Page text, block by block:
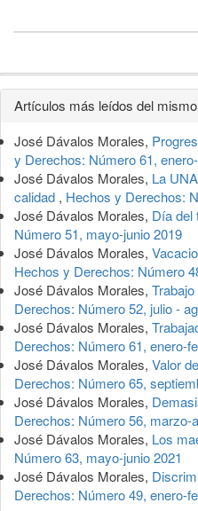
Detalles
del
artículo
Artículos más leídos del
José Dávalos Morales,
y Derechos: Número 61,
José Dávalos Morales, La
calidad , Hechos y Derechos:
José Dávalos Morales, Día del
Número 51, mayo-junio 2019
José Dávalos Morales,
Hechos y Derechos: Número
José Dávalos Morales,
Derechos: Número 52, julio -
José Dávalos Morales,
Derechos: Número 61, enero-
José Dávalos Morales, Valor
Derechos: Número 65,
José Dávalos Morales,
Derechos: Número 56, marzo-
José Dávalos Morales, Los
Número 63, mayo-junio 2021
José Dávalos Morales,
Derechos: Número 49, enero-